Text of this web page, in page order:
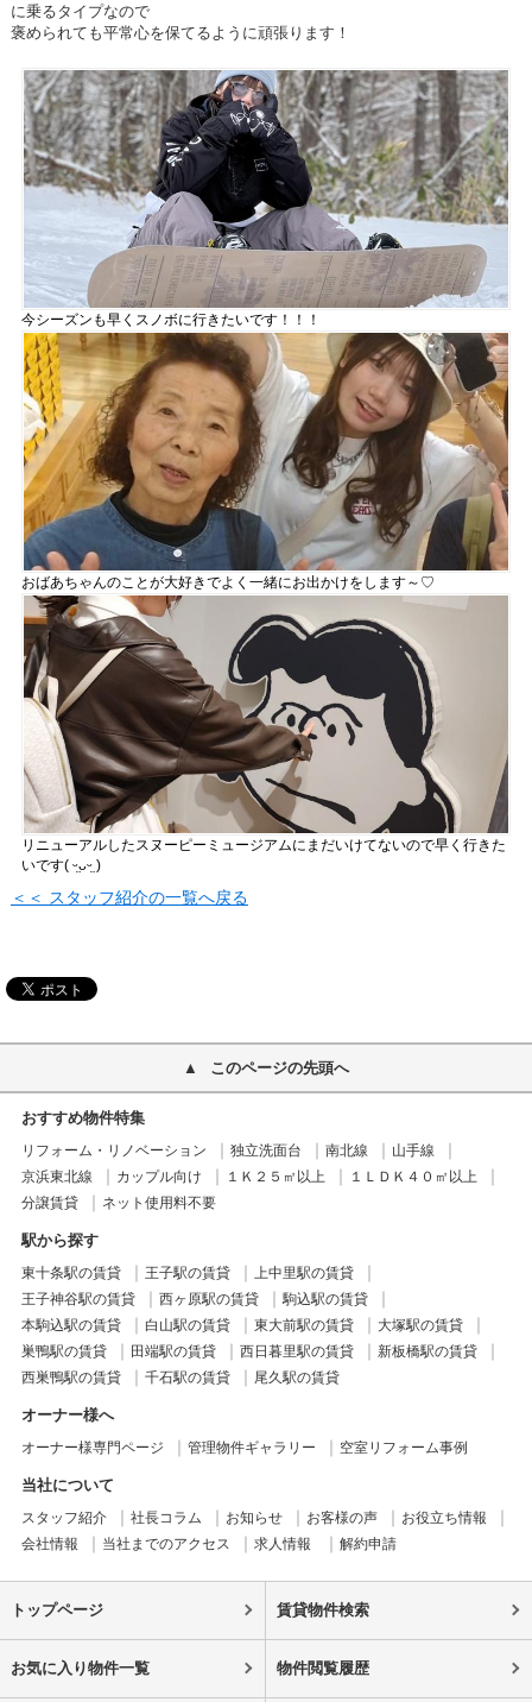
に乗るタイプなので
褒められても平常心を保てるように頑張ります！
今シーズンも早くスノボに行きたいです！！！
おばあちゃんのことが大好きでよく一緒にお出かけをします～♡
リニューアルしたスヌーピーミュージアムにまだいけてないので早く行きた
いです( ᵕ̤ᴗᵕ̤ )
＜＜ スタッフ紹介の一覧へ戻る
このページの先頭へ
おすすめ物件特集
リフォーム・リノベーション 独立洗面台 南北線
山手線
京浜東北線
カップル向け １Ｋ２５㎡以上
１ＬＤＫ４０㎡以上
分譲賃貸
ネット使用料不要
駅から探す
東十条駅の賃貸 王子駅の賃貸
上中里駅の賃貸
王子神谷駅の賃貸
西ヶ原駅の賃貸
駒込駅の賃貸
本駒込駅の賃貸
白山駅の賃貸 東大前駅の賃貸
大塚駅の賃貸
巣鴨駅の賃貸
田端駅の賃貸 西日暮里駅の賃貸
新板橋駅の賃貸
西巣鴨駅の賃貸
千石駅の賃貸 尾久駅の賃貸
オーナー様へ
オーナー様専門ページ 管理物件ギャラリー 空室リフォーム事例
当社について
スタッフ紹介 社長コラム お知らせ お客様の声
お役立ち情報
会社情報
当社までのアクセス 求人情報 解約申請
トップページ 賃貸物件検索
お気に入り物件一覧 物件閲覧履歴